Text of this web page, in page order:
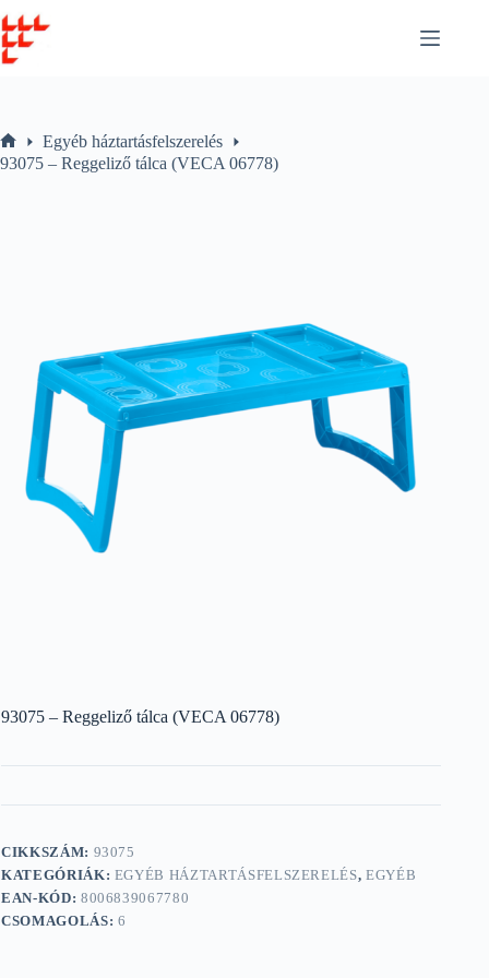
to
content
Home
Egyéb háztartásfelszerelés
93075 – Reggeliző tálca (VECA 06778)
93075 – Reggeliző tálca (VECA 06778)
CIKKSZÁM: 93075
KATEGÓRIÁK: EGYÉB HÁZTARTÁSFELSZERELÉS,EGYÉB
EAN-KÓD: 8006839067780
CSOMAGOLÁS: 6